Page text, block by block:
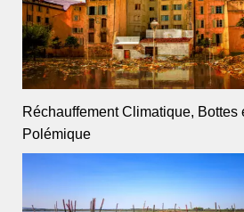
Réchauffement Climatique, Bottes
Polémique